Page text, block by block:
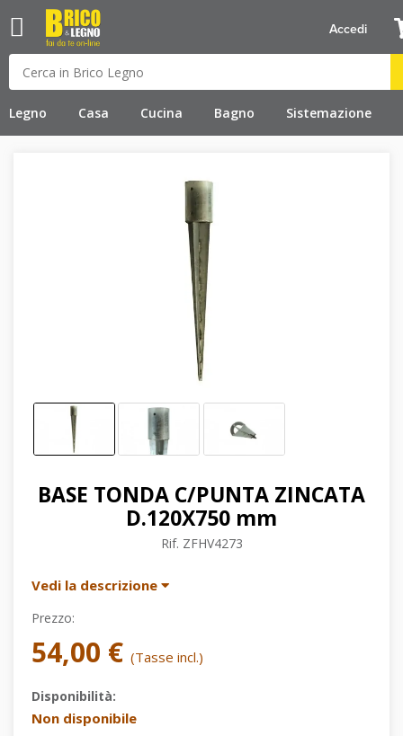
Legno Casa Cucina Bagno Sistemazione
Accedi
BASE TONDA C/PUNTA ZINCATA
D.120X750 mm
Rif. ZFHV4273
Vedi la descrizione
Prezzo:
54,00 € (Tasse incl.)
Disponibilità:
Non disponibile